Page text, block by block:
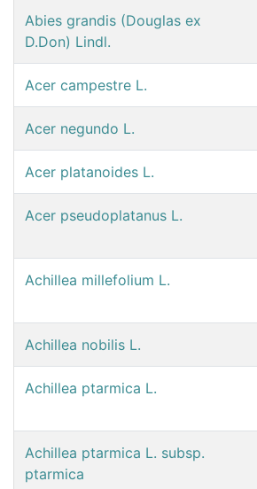
Abies grandis (Douglas ex
D.Don) Lindl.
Acer campestre L.
Acer negundo L.
Acer platanoides L.
Acer pseudoplatanus L.
Achillea millefolium L.
Achillea nobilis L.
Achillea ptarmica L.
Achillea ptarmica L. subsp.
ptarmica